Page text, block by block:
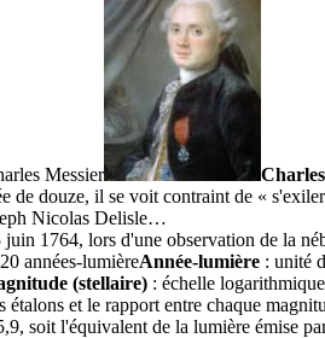
Messier
de douze, il se voit contraint de «
Nicolas Delisle…
1764, lors d'une observation de la
années-lumièreAnnée-lumière : unité
(stellaire) : échelle
étalons et le rapport entre chaque
soit l'équivalent de la lumière émise